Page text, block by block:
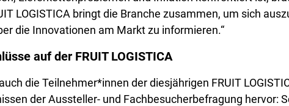
LOGISTICA bringt die Branche zusammen, um sich
die Innovationen am Markt zu informieren.“
auf der FRUIT LOGISTICA
die Teilnehmer*innen der diesjährigen FRUIT
der Aussteller- und Fachbesucherbefragung hervor: